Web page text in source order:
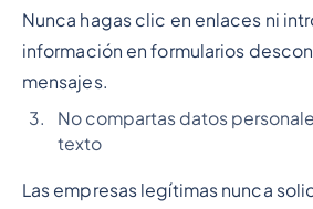
Nunca hagas clic en enlaces ni
información en formularios
mensajes.
No compartas datos
texto
Las empresas legítimas nunca